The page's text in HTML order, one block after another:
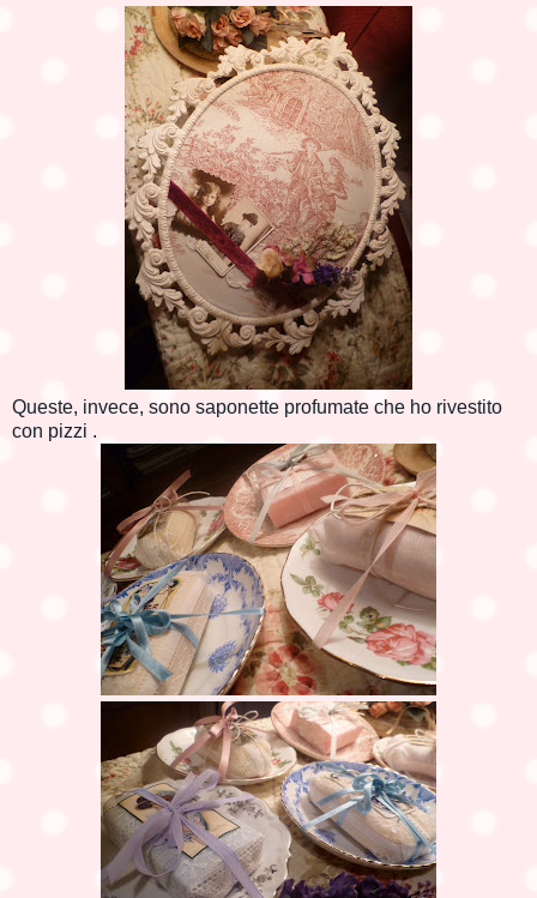
Queste, invece, sono saponette profumate che ho rivestito
con pizzi .